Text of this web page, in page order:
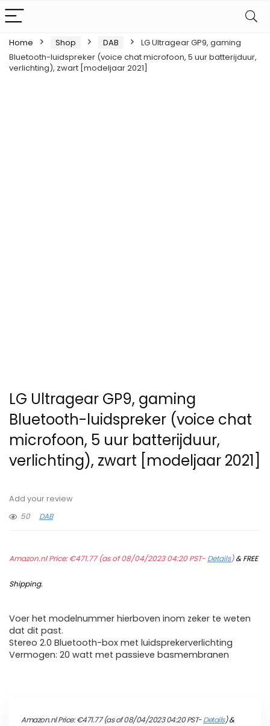
Home Shop DAB
LG Ultragear GP9, gaming
Bluetooth-luidspreker (voice chat microfoon, 5 uur batterijduur,
verlichting), zwart [modeljaar 2021]
LG Ultragear GP9, gaming
Bluetooth-luidspreker (voice chat
microfoon, 5 uur batterijduur,
verlichting), zwart [modeljaar 2021]
Add your review
50
DAB
Amazon.nl Price:€471.77(as of 08/04/2023 04:20 PST- Details)&FREE
Shipping.
Voer het modelnummer hierboven inom zeker te weten
dat dit past.
Stereo 2.0 Bluetooth-box met luidsprekerverlichting
Vermogen: 20 watt met passieve basmembranen
Amazon.nl Price:€471.77(as of 08/04/2023 04:20 PST-Details)&